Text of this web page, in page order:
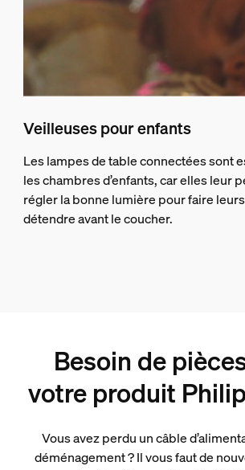
Veilleuses pour enfants
Les lampes de table connectées sont
les chambres d’enfants, car elles leur
régler la bonne lumière pour faire
détendre avant le coucher.
Besoin de
votre produit
Vous avez perdu un câble
déménagement ? Il vous faut de